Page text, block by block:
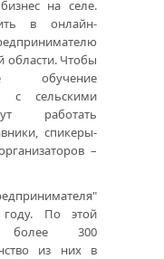
на селе.
в онлайн-
области. Чтобы
обучение
с сельскими
работать
спикеры-
–
По этой
более 300
из них в